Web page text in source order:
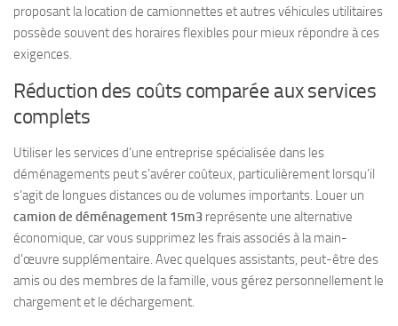
proposant la location de camionnettes et autres véhicules utilitaires
possède souvent des horaires flexibles pour mieux répondre à ces
exigences.
Réduction des coûts comparée aux services
complets
Utiliser les services d’une entreprise spécialisée dans les
déménagements peut s’avérer coûteux, particulièrement lorsqu’il
s’agit de longues distances ou de volumes importants. Louer un
camion de déménagement 15m3 représente une alternative
économique, car vous supprimez les frais associés à la main-
d’œuvre supplémentaire. Avec quelques assistants, peut-être des
amis ou des membres de la famille, vous gérez personnellement le
chargement et le déchargement.